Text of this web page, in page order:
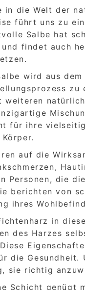
in die Welt der
führt uns zu
Salbe hat
findet auch
wird aus
weiteren
für ihre
auf die
Personen, die
berichten von
ihres
in
des Harzes
die Gesundheit.
sie richtig
Schicht genügt